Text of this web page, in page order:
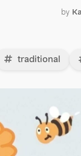
by
traditional